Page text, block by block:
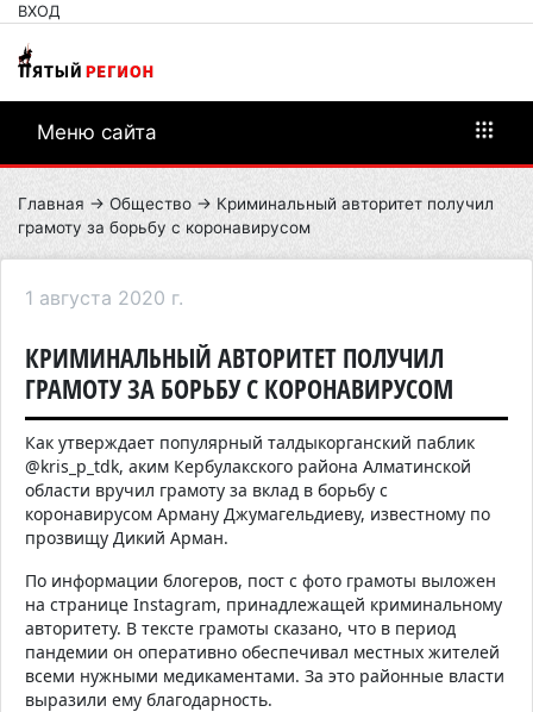
ВХОД
Меню сайта
Главная → Общество → Криминальный авторитет получил
грамоту за борьбу с коронавирусом
1 августа 2020 г.
КРИМИНАЛЬНЫЙ АВТОРИТЕТ ПОЛУЧИЛ
ГРАМОТУ ЗА БОРЬБУ С КОРОНАВИРУСОМ
Как утверждает популярный талдыкорганский паблик
@kris p tdk, аким Кербулакского района Алматинской
области вручил грамоту за вклад в борьбу с
коронавирусом Арману Джумагельдиеву, известному по
прозвищу Дикий Арман.
По информации блогеров, пост с фото грамоты выложен
на странице Instagram, принадлежащей криминальному
авторитету. В тексте грамоты сказано, что в период
пандемии он оперативно обеспечивал местных жителей
всеми нужными медикаментами. За это районные власти
выразили ему благодарность.